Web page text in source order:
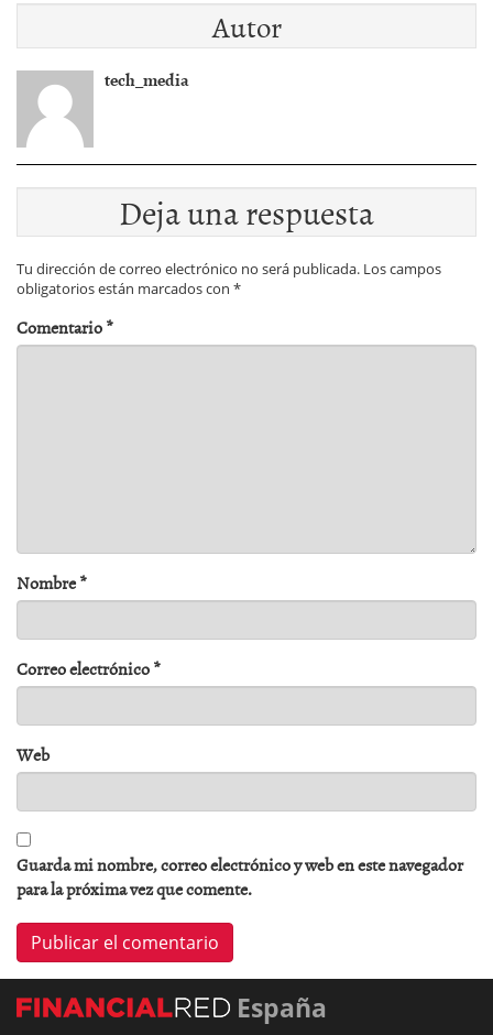
Autor
tech_media
Deja una respuesta
Tu dirección de correo electrónico no será publicada. Los campos
obligatorios están marcados con *
Comentario*
Nombre*
Correo electrónico*
Web
Guarda mi nombre, correo electrónico y web en este navegador
para la próxima vez que comente.
España